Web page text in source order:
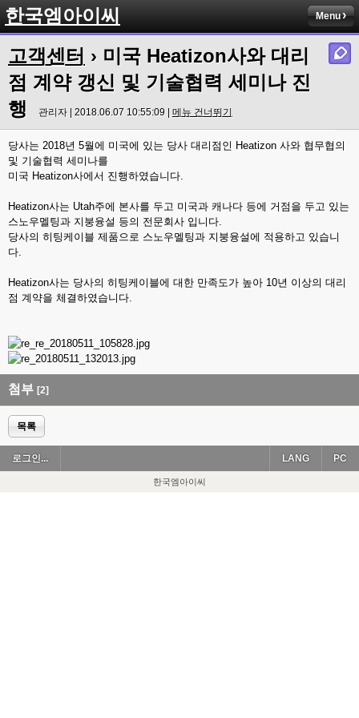
한국엠아이씨 Menu
고객센터 › 미국 Heatizon사와 대리
점 계약 갱신 및 기술협력 세미나 진
행
관리자 | 2018.06.07 10:55:09 | 메뉴 건너뛰기
당사는 2018년 5월에 미국에 있는 당사 대리점인 Heatizon 사와 협무협의
및 기술협력 세미나를
미국 Heatizon사에서 진행하였습니다.
Heatizon사는 Utah주에 본사를 두고 미국과 캐나다 등에 거점을 두고 있는
스노우멜팅과 지붕융설 등의 전문회사 입니다.
당사의 히팅케이블 제품으로 스노우멜팅과 지붕융설에 적용하고 있습니
다.
Heatizon사는 당사의 히팅케이블에 대한 만족도가 높아 10년 이상의 대리
점 계약을 체결하였습니다.
첨부 [2]
목록
로그인... PC
LANG
한국엠아이씨